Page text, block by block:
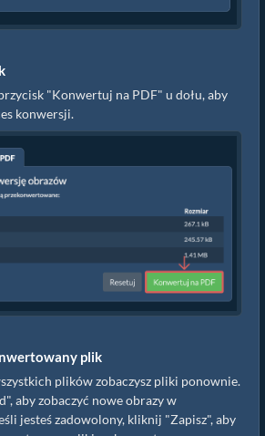
"Konwertuj na PDF" u dołu, aby
konwersji.
plik
plików zobaczysz pliki ponownie.
aby zobaczyć nowe obrazy w
jesteś zadowolony, kliknij "Zapisz", aby